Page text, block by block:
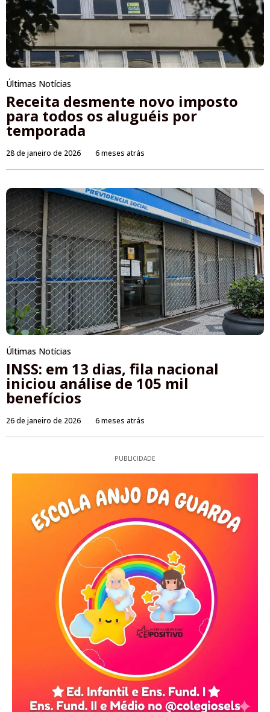
Últimas Notícias
Receita desmente novo imposto
para todos os aluguéis por
temporada
28 de janeiro de 2026 6 meses atrás
Últimas Notícias
INSS: em 13 dias, fila nacional
iniciou análise de 105 mil
benefícios
26 de janeiro de 2026 6 meses atrás
PUBLICIDADE